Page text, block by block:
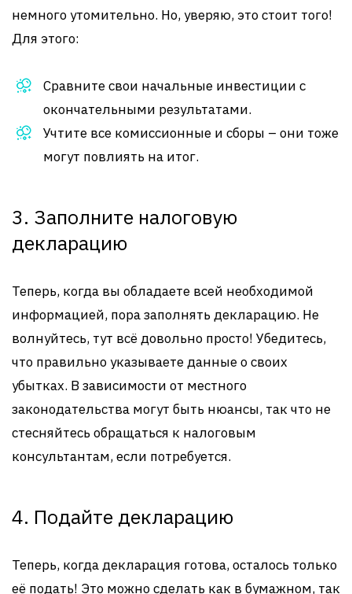
немного утомительно. Но, уверяю, это стоит того!
Для этого:
Сравните свои начальные инвестиции с
окончательными результатами.
Учтите все комиссионные и сборы – они тоже
могут повлиять на итог.
3. Заполните налоговую
декларацию
Теперь, когда вы обладаете всей необходимой
информацией, пора заполнять декларацию. Не
волнуйтесь, тут всё довольно просто! Убедитесь,
что правильно указываете данные о своих
убытках. В зависимости от местного
законодательства могут быть нюансы, так что не
стесняйтесь обращаться к налоговым
консультантам, если потребуется.
4. Подайте декларацию
Теперь, когда декларация готова, осталось только
её подать! Это можно сделать как в бумажном, так